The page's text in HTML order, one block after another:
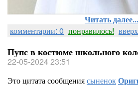
Читать далее...
комментарии: 0 понравилось!
Пупс в костюме школьного
22-05-2024 23:51
Это цитата сообщениясыненок